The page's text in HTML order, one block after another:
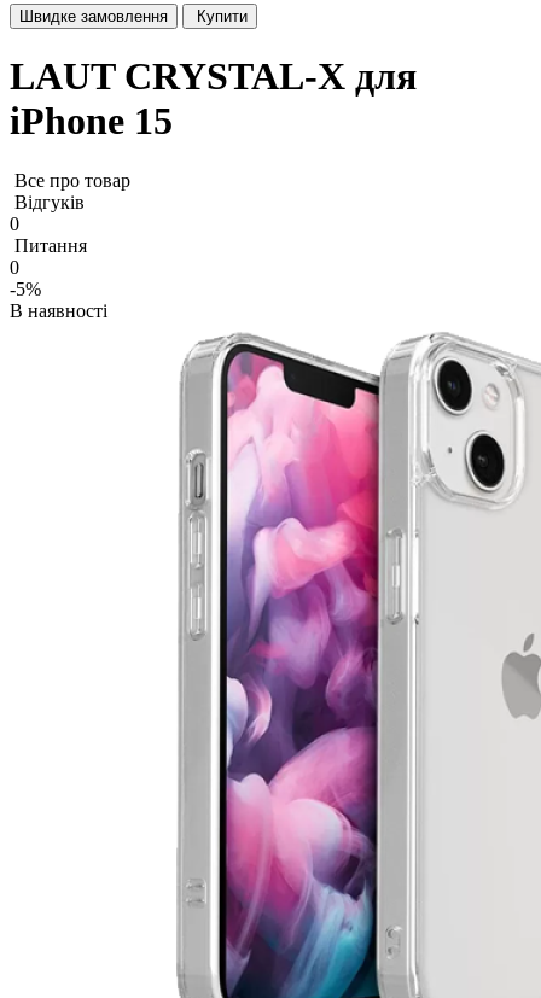
Швидке замовлення Купити
LAUT CRYSTAL-X для
iPhone 15
Все про товар
Відгуків
0
Питання
0
-5%
В наявності